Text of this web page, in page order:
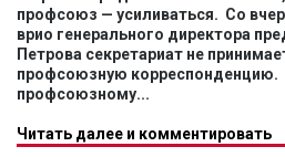
профсоюз — усиливаться. Со
врио генерального директора
Петрова секретариат не
профсоюзную корреспонденцию.
профсоюзному...
Читать далее и комментировать